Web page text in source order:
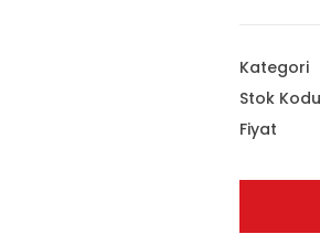
Kategori
Stok Kodu
Fiyat